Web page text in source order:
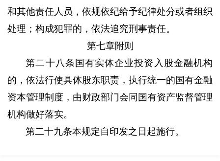
和其他责任人员，依规依纪给予纪律处分或者组织
处理；构成犯罪的，依法追究刑事责任。
第七章附则
第二十八条国有实体企业投资入股金融机构
的，依法行使具体股东职责，执行统一的国有金融
资本管理制度，由财政部门会同国有资产监督管理
机构做好落实。
第二十九条本规定自印发之日起施行。